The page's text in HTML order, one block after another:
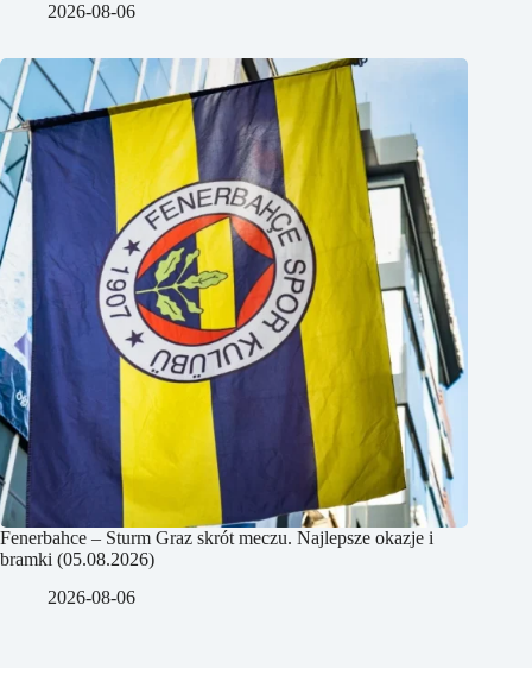
2026-08-06
Fenerbahce – Sturm Graz skrót meczu. Najlepsze okazje i
bramki (05.08.2026)
2026-08-06